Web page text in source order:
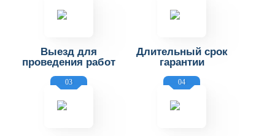
Выезд для
проведения работ
Длительный срок
гарантии
03 04